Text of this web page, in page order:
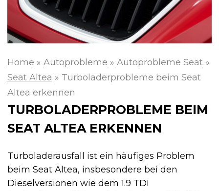
Home » Autoprobleme » Autoprobleme Seat »
Seat Altea » Turboladerprobleme beim Seat
Altea erkennen
TURBOLADERPROBLEME BEIM
SEAT ALTEA ERKENNEN
Turboladerausfall ist ein häufiges Problem
beim Seat Altea, insbesondere bei den
Dieselversionen wie dem 1.9 TDI